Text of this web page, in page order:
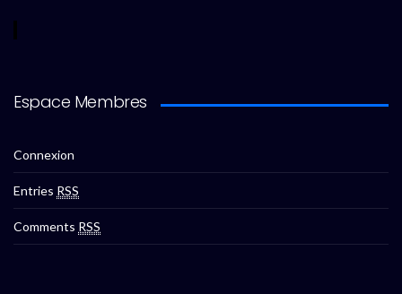
Espace Membres
Connexion
Entries RSS
Comments RSS